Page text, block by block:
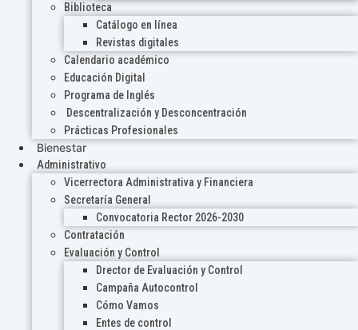
Biblioteca
Catálogo en línea
Revistas digitales
Calendario académico
Educación Digital
Programa de Inglés
Descentralización y Desconcentración
Prácticas Profesionales
Bienestar
Administrativo
Vicerrectora Administrativa y Financiera
Secretaría General
Convocatoria Rector 2026-2030
Contratación
Evaluación y Control
Drector de Evaluación y Control
Campaña Autocontrol
Cómo Vamos
Entes de control